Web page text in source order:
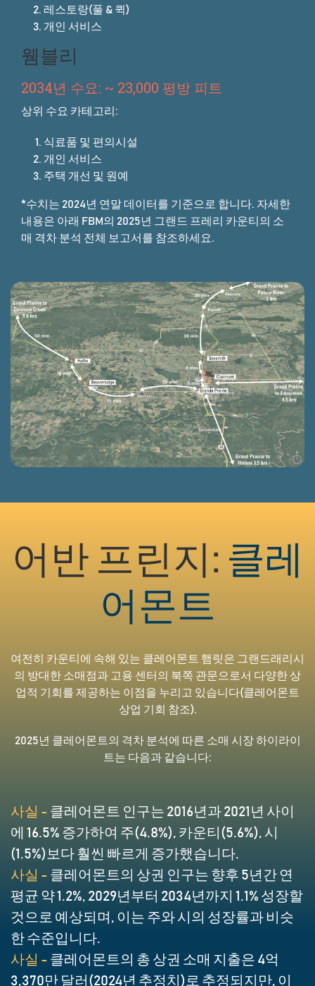
레스토랑(풀 & 퀵)
개인 서비스
웸블리
2034년 수요: ~ 23,000 평방 피트
상위 수요 카테고리:
식료품 및 편의시설
개인 서비스
주택 개선 및 원예
*수치는 2024년 연말 데이터를 기준으로 합니다. 자세한
내용은 아래 FBM의 2025년 그랜드 프레리 카운티의 소
매 격차 분석 전체 보고서를 참조하세요.
어반 프린지: 클레
어몬트
여전히 카운티에 속해 있는 클레어몬트 햄릿은 그랜드래리시
의 방대한 소매점과 고용 센터의 북쪽 관문으로서 다양한 상
업적 기회를 제공하는 이점을 누리고 있습니다(클레어몬트
상업 기회 참조).
2025년 클레어몬트의 격차 분석에 따른 소매 시장 하이라이
트는 다음과 같습니다:
사실 - 클레어몬트 인구는 2016년과 2021년 사이
에 16.5% 증가하여 주(4.8%), 카운티(5.6%), 시
(1.5%)보다 훨씬 빠르게 증가했습니다.
사실 - 클레어몬트의 상권 인구는 향후 5년간 연
평균 약 1.2%, 2029년부터 2034년까지 1.1% 성장할
것으로 예상되며, 이는 주와 시의 성장률과 비슷
한 수준입니다.
사실 - 클레어몬트의 총 상권 소매 지출은 4억
3,370만 달러(2024년 추정치)로 추정되지만, 이